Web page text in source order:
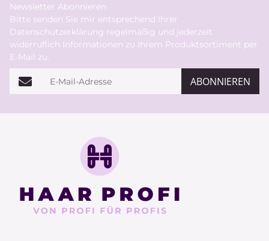
Newsletter Abonnieren
Bitte senden Sie mir entsprechend Ihrer
Datenschutzerklärung regelmäßig und jederzeit
widerruflich Informationen zu Ihrem Produktsortiment per
E-Mail zu.
E-Mail-Adresse ABONNIEREN